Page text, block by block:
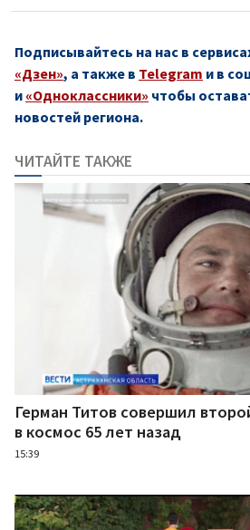
Подписывайтесь на нас в
«Дзен», а также в Telegram и в
и «Одноклассники» чтобы
новостей региона.
ЧИТАЙТЕ ТАКЖЕ
Герман Титов совершил
в космос 65 лет назад
15:39